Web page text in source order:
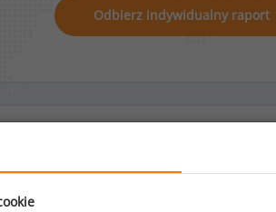
Odbierz indywidualny raport